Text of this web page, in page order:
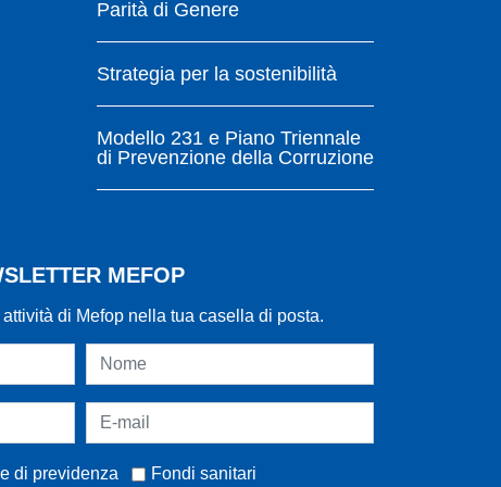
Parità di Genere
Strategia per la sostenibilità
Modello 231 e Piano Triennale
di Prevenzione della Corruzione
MEFOP
di Mefop nella tua casella di posta.
di previdenza Fondi sanitari